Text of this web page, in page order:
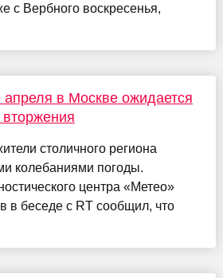
с Вербного воскресенья,
апреля в Москве ожидается
вторжения
столичного региона
колебаниями погоды.
центра «Метео»
в беседе с RT сообщил, что